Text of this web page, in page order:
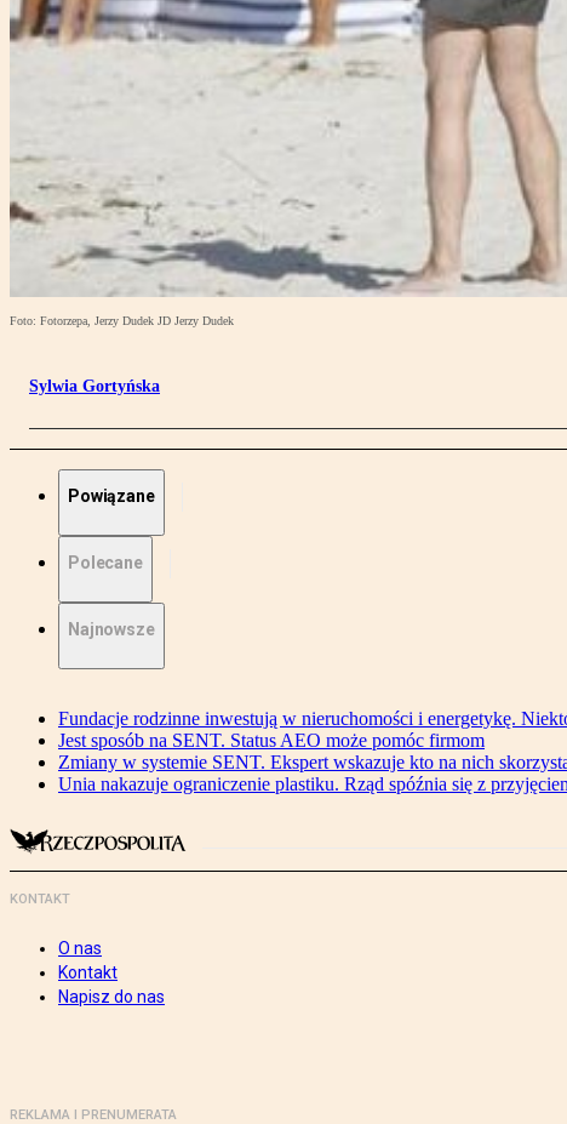
Foto: Fotorzepa, Jerzy Dudek JD Jerzy Dudek
Sylwia Gortyńska
Powiązane
Polecane
Najnowsze
Fundacje rodzinne inwestują w nieruchomości i energetykę.
Jest sposób na SENT. Status AEO może pomóc firmom
Zmiany w systemie SENT. Ekspert wskazuje kto na nich
Unia nakazuje ograniczenie plastiku. Rząd spóźnia się z
KONTAKT
O nas
Kontakt
Napisz do nas
REKLAMA I PRENUMERATA